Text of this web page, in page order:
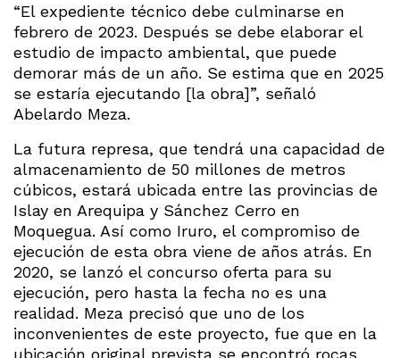
“El expediente técnico debe culminarse en
febrero de 2023. Después se debe elaborar el
estudio de impacto ambiental, que puede
demorar más de un año. Se estima que en 2025
se estaría ejecutando [la obra]”, señaló
Abelardo Meza.
La futura represa, que tendrá una capacidad de
almacenamiento de 50 millones de metros
cúbicos, estará ubicada entre las provincias de
Islay en Arequipa y Sánchez Cerro en
Moquegua. Así como Iruro, el compromiso de
ejecución de esta obra viene de años atrás. En
2020, se lanzó el concurso oferta para su
ejecución, pero hasta la fecha no es una
realidad. Meza precisó que uno de los
inconvenientes de este proyecto, fue que en la
ubicación original prevista se encontró rocas